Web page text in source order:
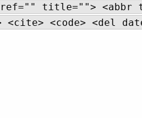
title=""> <abbr
<code> <del